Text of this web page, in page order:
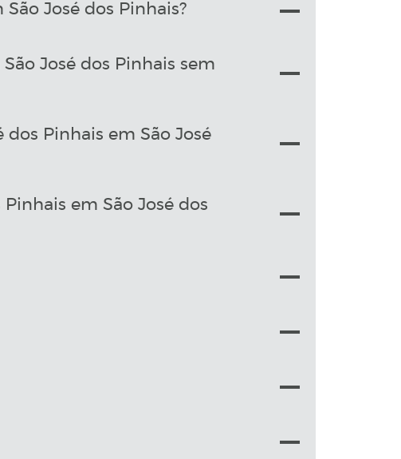
José dos Pinhais?
José dos Pinhais sem
dos Pinhais em São José
em São José dos